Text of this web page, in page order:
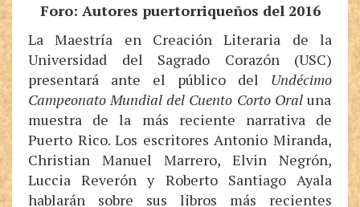
Foro: Autores puertorriqueños del 2016
La Maestría en Creación Literaria de la
Universidad del Sagrado Corazón (USC)
presentará ante el público del Undécimo
Campeonato Mundial del Cuento Corto Oraluna
muestra de la más reciente narrativa de
Puerto Rico. Los escritores Antonio Miranda,
Christian Manuel Marrero, Elvin Negrón,
Luccia Reverón y Roberto Santiago Ayala
hablarán sobre sus libros más recientes